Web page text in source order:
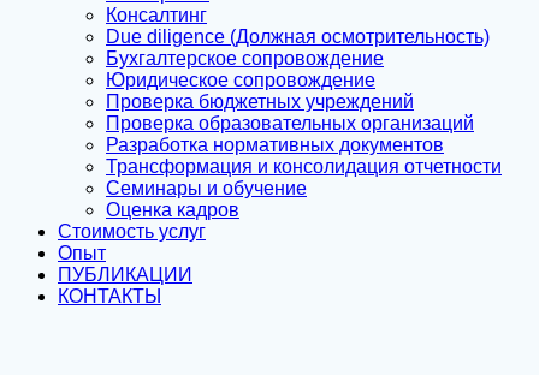
Консалтинг
Due diligence (Должная осмотрительность)
Бухгалтерское сопровождение
Юридическое сопровождение
Проверка бюджетных учреждений
Проверка образовательных организаций
Разработка нормативных документов
Трансформация и консолидация отчетности
Семинары и обучение
Оценка кадров
Стоимость услуг
Опыт
ПУБЛИКАЦИИ
КОНТАКТЫ